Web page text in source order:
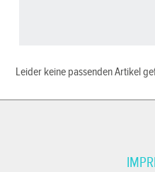
Leider keine passenden Artikel